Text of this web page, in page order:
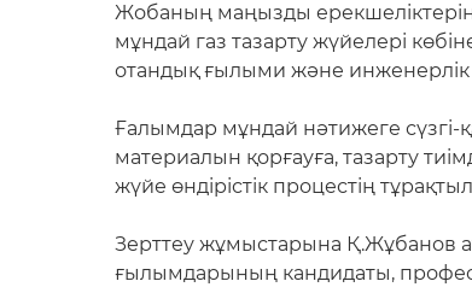
Жобаның маңызды
мұндай газ тазарту жүйелері
отандық ғылыми және инженерлік
Ғалымдар мұндай нәтижеге сүзгі-
материалын қорғауға, тазарту
жүйе өндірістік процестің
Зерттеу жұмыстарына Қ.Жұбанов
ғылымдарының кандидаты,